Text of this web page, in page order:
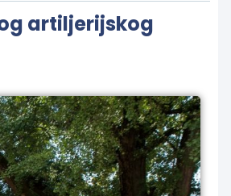
artiljerijskog